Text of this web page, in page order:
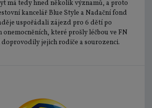
má tedy hned několik významů, a proto
kancelář Blue Style a Nadační fond
uspořádali zájezd pro 6 dětí po
které prošly léčbou ve FN
jejich rodiče a sourozenci.